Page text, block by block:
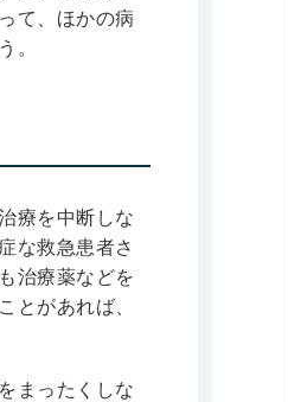
て、ほかの病
。
療を中断しな
な救急患者さ
治療薬などを
とがあれば、
まったくしな